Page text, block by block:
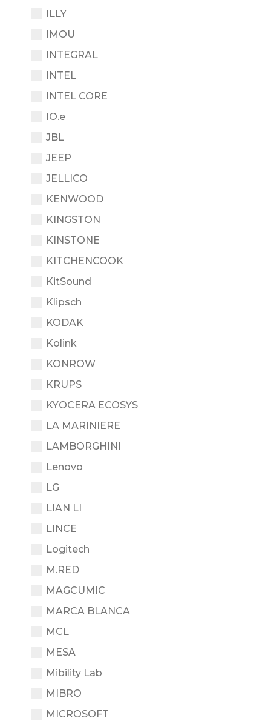
ILLY
IMOU
INTEGRAL
INTEL
INTEL CORE
IO.e
JBL
JEEP
JELLICO
KENWOOD
KINGSTON
KINSTONE
KITCHENCOOK
KitSound
Klipsch
KODAK
Kolink
KONROW
KRUPS
KYOCERA ECOSYS
LA MARINIERE
LAMBORGHINI
Lenovo
LG
LIAN LI
LINCE
Logitech
M.RED
MAGCUMIC
MARCA BLANCA
MCL
MESA
Mibility Lab
MIBRO
MICROSOFT